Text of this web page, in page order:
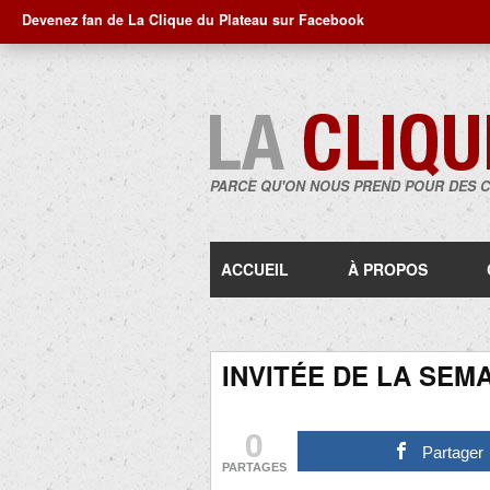
Devenez fan de La Clique du Plateau sur Facebook
PARCE QU'ON NOUS PREND POUR DES
ACCUEIL À PROPOS
INVITÉE DE LA
0
PARTAGES
Partager